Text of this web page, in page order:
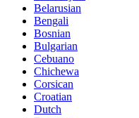
Belarusian
Bengali
Bosnian
Bulgarian
Cebuano
Chichewa
Corsican
Croatian
Dutch